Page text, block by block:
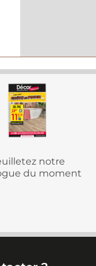
notre
du moment